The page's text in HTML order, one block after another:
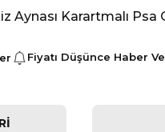
Aynası Karartmalı Psa
Fiyatı Düşünce Haber